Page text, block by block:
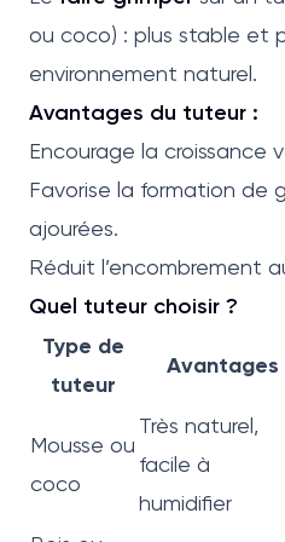
ou coco) : plus stable et
environnement naturel.
Avantages du tuteur :
Encourage la croissance
Favorise la formation de
ajourées.
Réduit l’encombrement
Quel tuteur choisir ?
Type de
tuteur
Avantages
Mousse ou
coco
Très naturel,
facile à
humidifier